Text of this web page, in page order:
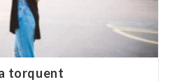
torquent